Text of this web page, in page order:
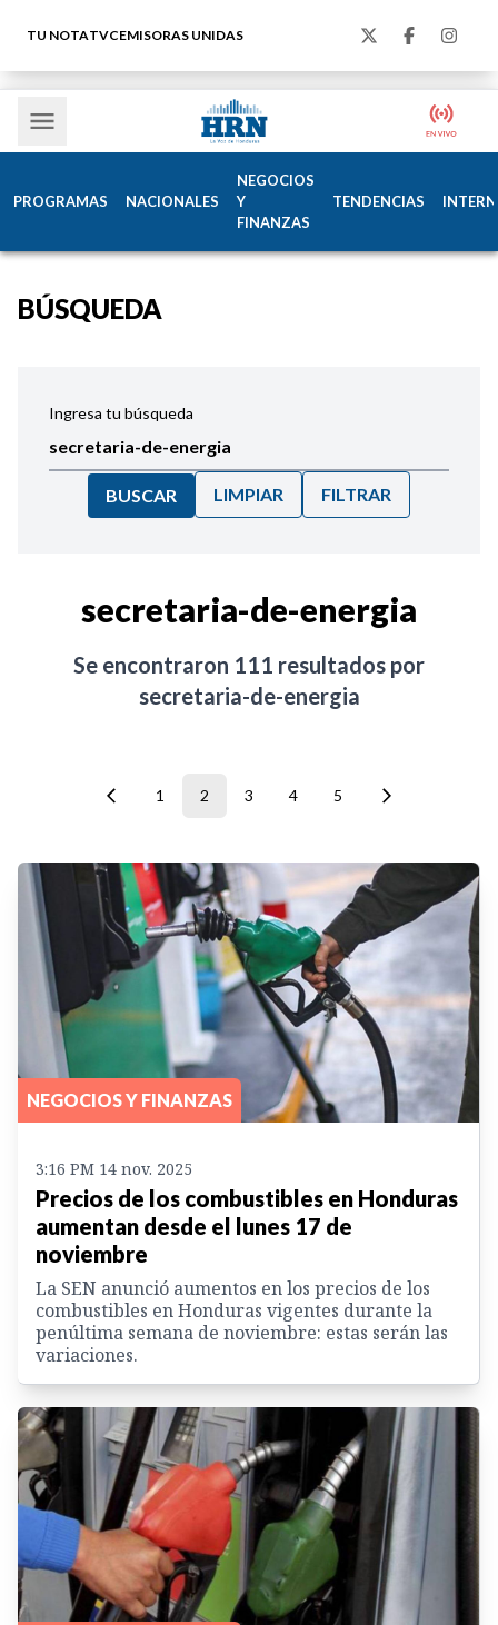
TU NOTATVCEMISORAS UNIDAS
PROGRAMAS NACIONALES
NEGOCIOS
Y
FINANZAS
TENDENCIAS
BÚSQUEDA
Ingresa tu búsqueda
BUSCAR LIMPIAR FILTRAR
secretaria-de-energia
Se encontraron 111 resultados por
secretaria-de-energia
1 2 3 4 5
NEGOCIOS Y FINANZAS
3:16 PM 14 nov. 2025
Precios de los combustibles en Honduras
aumentan desde el lunes 17 de
noviembre
La SEN anunció aumentos en los precios de los
combustibles en Honduras vigentes durante la
penúltima semana de noviembre: estas serán las
variaciones.